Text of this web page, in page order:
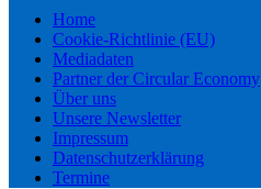
Home
Cookie-Richtlinie (EU)
Mediadaten
Partner der Circular Economy
Über uns
Unsere Newsletter
Impressum
Datenschutzerklärung
Termine